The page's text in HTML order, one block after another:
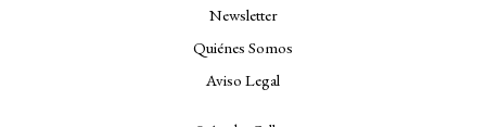
Newsletter
Quiénes Somos
Aviso Legal